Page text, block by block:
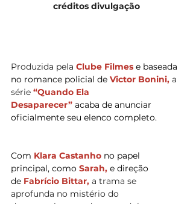
créditos divulgação
Produzida pela Clube Filmes e baseada
no romance policial de Victor Bonini, a
série “Quando Ela
Desaparecer” acaba de anunciar
oficialmente seu elenco completo.
Com Klara Castanho no papel
principal, como Sarah, e direção
de Fabrício Bittar, a trama se
aprofunda no mistério do